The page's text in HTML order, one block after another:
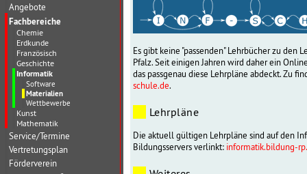
Angebote
Fachbereiche
Chemie
Erdkunde
Französisch
Geschichte
Informatik
Software
Materialien
Wettbewerbe
Kunst
Mathematik
Service/Termine
Vertretungsplan
Förderverein
Es gibt keine "passenden" Lehrbücher zu den
Pfalz. Seit einigen Jahren wird daher ein
das passgenau diese Lehrpläne abdeckt. Zu
schule.de.
Lehrpläne
Die aktuell gültigen Lehrpläne sind auf den
Bildungsservers verlinkt: informatik.bildung-